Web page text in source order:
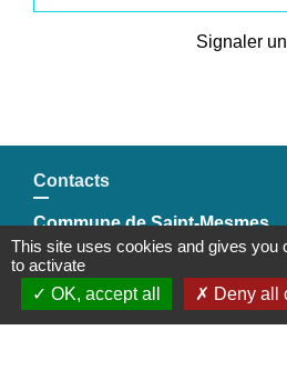
Signaler
Contacts
Commune de Saint-Mesmes
12 rue de Richebourg
77410 Saint-Mesmes -
+33 1 60 26 24 20
This site uses cookies and gives you
to activate
OK, accept all
Deny all